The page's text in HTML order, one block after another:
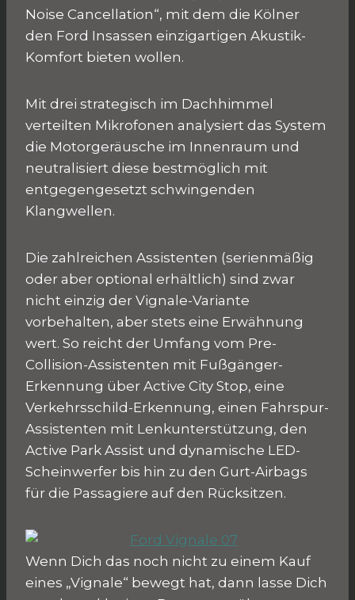
Noise Cancellation“, mit dem die Kölner
den Ford Insassen einzigartigen Akustik-
Komfort bieten wollen.
Mit drei strategisch im Dachhimmel
verteilten Mikrofonen analysiert das System
die Motorgeräusche im Innenraum und
neutralisiert diese bestmöglich mit
entgegengesetzt schwingenden
Klangwellen.
Die zahlreichen Assistenten (serienmäßig
oder aber optional erhältlich) sind zwar
nicht einzig der Vignale-Variante
vorbehalten, aber stets eine Erwähnung
wert. So reicht der Umfang vom Pre-
Collision-Assistenten mit Fußgänger-
Erkennung über Active City Stop, eine
Verkehrsschild-Erkennung, einen Fahrspur-
Assistenten mit Lenkunterstützung, den
Active Park Assist und dynamische LED-
Scheinwerfer bis hin zu den Gurt-Airbags
für die Passagiere auf den Rücksitzen.
Wenn Dich das noch nicht zu einem Kauf
eines „Vignale“ bewegt hat, dann lasse Dich